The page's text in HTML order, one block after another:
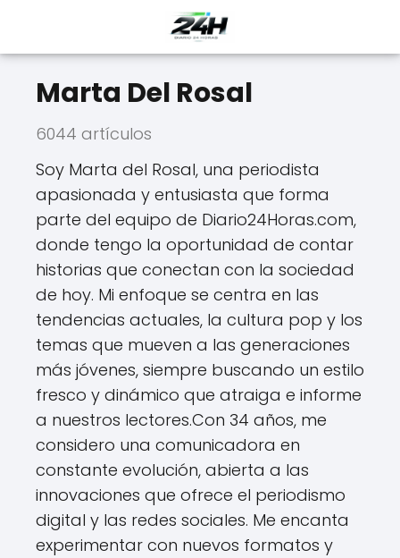
Marta Del Rosal
6044 artículos
Soy Marta del Rosal, una periodista
apasionada y entusiasta que forma
parte del equipo de Diario24Horas.com,
donde tengo la oportunidad de contar
historias que conectan con la sociedad
de hoy. Mi enfoque se centra en las
tendencias actuales, la cultura pop y los
temas que mueven a las generaciones
más jóvenes, siempre buscando un estilo
fresco y dinámico que atraiga e informe
a nuestros lectores.Con 34 años, me
considero una comunicadora en
constante evolución, abierta a las
innovaciones que ofrece el periodismo
digital y las redes sociales. Me encanta
experimentar con nuevos formatos y